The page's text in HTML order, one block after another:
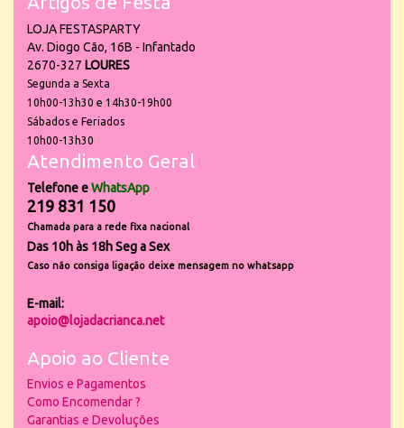
LOJA FESTASPARTY
Av. Diogo Cão, 16B - Infantado
2670-327 LOURES
Segunda a Sexta
10h00-13h30 e 14h30-19h00
Sábados e Feriados
10h00-13h30
Atendimento Geral
Telefone eWhatsApp
219 831 150
Chamada para a rede fixa nacional
Das 10h às 18h Seg a Sex
Caso não consiga ligação deixe mensagem no whatsapp
E-mail:
apoio@lojadacrianca.net
Apoio ao Cliente
Envios e Pagamentos
Como Encomendar ?
Garantias e Devoluções